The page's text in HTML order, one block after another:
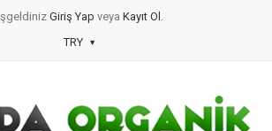
Giriş Yap veya Kayıt Ol .
TRY